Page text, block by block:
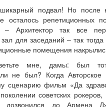
подвал! Но после
осталось репетиционных
– Архитектор так все
для заседаний – так
помещения
мне, дамы: был
не был? Когда Авторское
сценарию фильм «Да
советских
дозвонился до Армена